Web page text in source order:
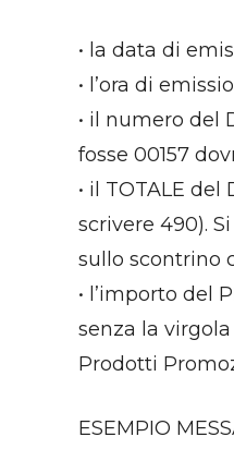
• la data di
• l’ora di
• il numero del
fosse 00157
• il TOTALE
scrivere 490).
sullo scontrino
• l’importo del
senza la
Prodotti
ESEMPIO